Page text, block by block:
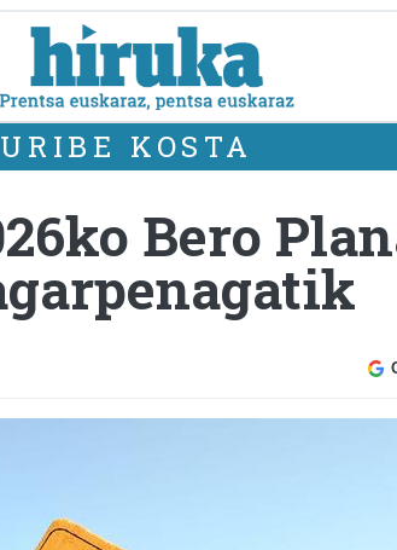
URIBE KOSTA
Bero